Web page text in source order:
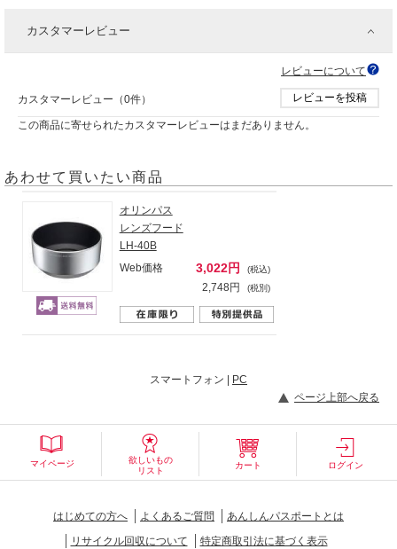
カスタマーレビュー
レビューについて
カスタマーレビュー（0件） レビューを投稿
この商品に寄せられたカスタマーレビューはまだありません。
あわせて買いたい商品
オリンパス
レンズフード
LH-40B
Web価格
3,022円 (税込)
2,748円 (税別)
スマートフォン |
PC
ページ上部へ戻る
マイページ
欲しいもの
リスト
カート ログイン
はじめての方へ よくあるご質問
あんしんパスポートとは
リサイクル回収について
特定商取引法に基づく表示